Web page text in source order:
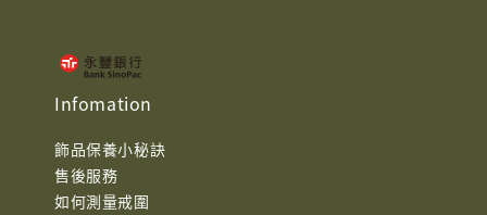
Infomation
飾品保養小秘訣
售後服務
如何測量戒圍